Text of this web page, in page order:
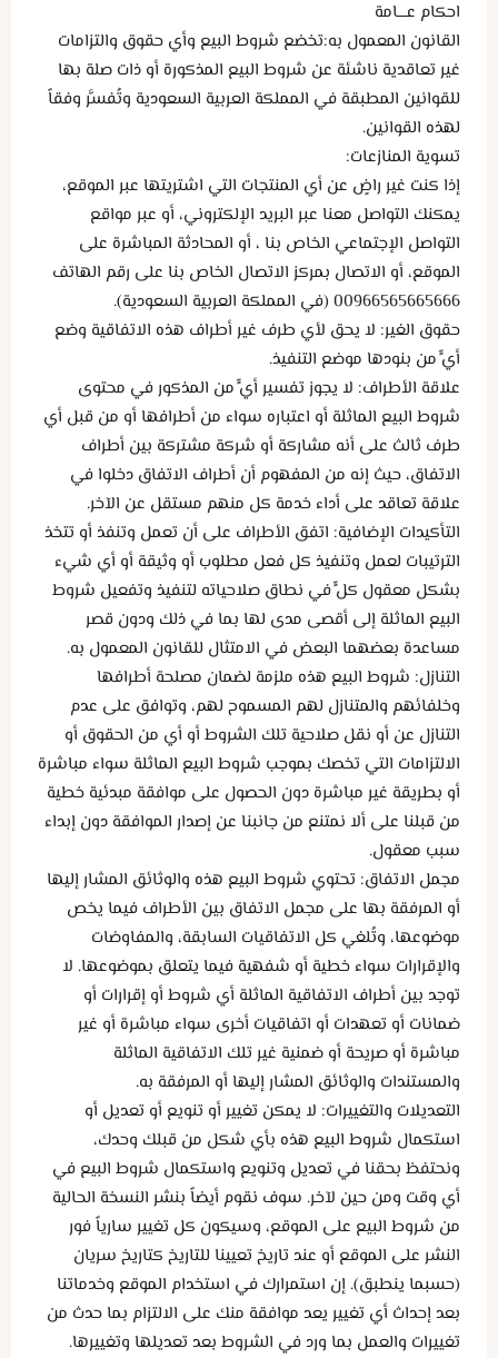
احكام عــــامة
القانون المعمول به:تخضع شروط البيع وأي حقوق والتزامات
غير تعاقدية ناشئة عن شروط البيع المذكورة أو ذات صلة بها
للقوانين المطبقة في المملكة العربية السعودية وتُفسَّر وفقاً
لهذه القوانين.
تسوية المنازعات:
إذا كنت غير راضٍ عن أي المنتجات التي اشتريتها عبر الموقع،
يمكنك التواصل معنا عبر البريد الإلكتروني، أو عبر مواقع
التواصل الإجتماعي الخاص بنا ، أو المحادثة المباشرة على
الموقع، أو الاتصال بمركز الاتصال الخاص بنا على رقم الهاتف
00966565665666 (في المملكة العربية السعودية).
حقوق الغير: لا يحق لأي طرف غير أطراف هذه الاتفاقية وضع
أيٍّ من بنودها موضع التنفيذ.
علاقة الأطراف: لا يجوز تفسير أيٍّ من المذكور في محتوى
شروط البيع الماثلة أو اعتباره سواء من أطرافها أو من قبل أي
طرف ثالث على أنه مشاركة أو شركة مشتركة بين أطراف
الاتفاق، حيث إنه من المفهوم أن أطراف الاتفاق دخلوا في
علاقة تعاقد على أداء خدمة كل منهم مستقل عن الآخر.
التأكيدات الإضافية: اتفق الأطراف على أن تعمل وتنفذ أو تتخذ
الترتيبات لعمل وتنفيذ كل فعل مطلوب أو وثيقة أو أي شيء
بشكل معقول كلٍّ في نطاق صلاحياته لتنفيذ وتفعيل شروط
البيع الماثلة إلى أقصى مدى لها بما في ذلك ودون قصر
مساعدة بعضهما البعض في الامتثال للقانون المعمول به.
التنازل: شروط البيع هذه ملزمة لضمان مصلحة أطرافها
وخلفائهم والمتنازل لهم المسموح لهم، وتوافق على عدم
التنازل عن أو نقل صلاحية تلك الشروط أو أي من الحقوق أو
الالتزامات التي تخصك بموجب شروط البيع الماثلة سواء مباشرة
أو بطريقة غير مباشرة دون الحصول على موافقة مبدئية خطية
من قبلنا على ألا نمتنع من جانبنا عن إصدار الموافقة دون إبداء
سبب معقول.
مجمل الاتفاق: تحتوي شروط البيع هذه والوثائق المشار إليها
أو المرفقة بها على مجمل الاتفاق بين الأطراف فيما يخص
موضوعها، وتُلغي كل الاتفاقيات السابقة، والمفاوضات
والإقرارات سواء خطية أو شفهية فيما يتعلق بموضوعها. لا
توجد بين أطراف الاتفاقية الماثلة أي شروط أو إقرارات أو
ضمانات أو تعهدات أو اتفاقيات أخرى سواء مباشرة أو غير
مباشرة أو صريحة أو ضمنية غير تلك الاتفاقية الماثلة
والمستندات والوثائق المشار إليها أو المرفقة به.
التعديلات والتغييرات: لا يمكن تغيير أو تنويع أو تعديل أو
استكمال شروط البيع هذه بأي شكل من قبلك وحدك،
ونحتفظ بحقنا في تعديل وتنويع واستكمال شروط البيع في
أي وقت ومن حين لآخر. سوف نقوم أيضاً بنشر النسخة الحالية
من شروط البيع على الموقع، وسيكون كل تغيير سارياً فور
النشر على الموقع أو عند تاريخ تعيينا للتاريخ كتاريخ سريان
(حسبما ينطبق). إن استمرارك في استخدام الموقع وخدماتنا
بعد إحداث أي تغيير يعد موافقة منك على الالتزام بما حدث من
تغييرات والعمل بما ورد في الشروط بعد تعديلها وتغييرها.